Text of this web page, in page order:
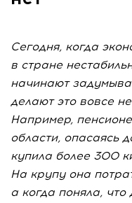
Сегодня, когда
в стране
начинают
делают это вовсе
Например,
области, опасаясь
купила более 300
На крупу она
а когда поняла,